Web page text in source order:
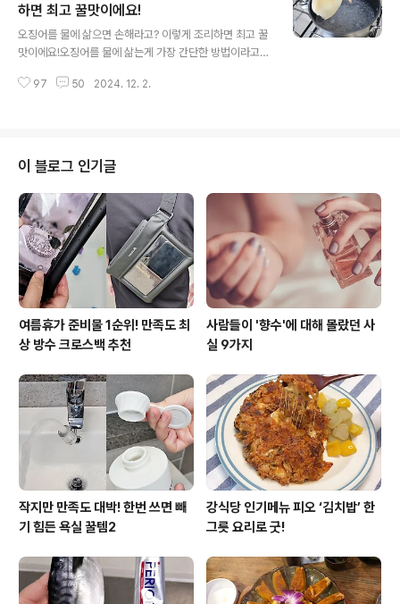
세린의 겨울철 피부 보습을 위한 꿀템인데요. 보습 효과 뿐
만 아니라 안경에 색다른 방법으로 활용이 가능해요. 안
경족들에게 케케묵은 고민이 하나 있죠. 겨울만 되면 안경
인해서 렌즈에 뿌옇게 김이 서리고 이유를 알면서도 별다
하면 최고 꿀맛이에요!
오징어를 물에 삶으면 손해라고? 이렇게 조리하면 최고 꿀
맛이에요!오징어를 물에 삶는게 가장 간단한 방법이라고
탱글탱글한 식감이 생각보다 많이 사라질 수 있어요. 오징
에 담겨 있는데요. 오징어가 가진 최상의 맛을 즐기시려면
끓는 물에 삶기 NO! 잘못된 방법은 아니지만 최상의 맛
을 즐기는 것도 불가능해요. 그렇다면 어떻게 해야할까
요? 일단 깨끗하게 씻은 오징어의 껍질을 벗겨주시고요.
코팅이 벗겨지지 않은 큼직한 냄비를 준비해주세요. 아
무것도 채우지 않은 냄비에 오징어..
97 50 2024. 12. 2.
이 블로그 인기글
여름휴가 준비물 1순위! 만족도 최
상 방수 크로스백 추천
사람들이 '향수'에 대해 몰랐던 사
실 9가지
작지만 만족도 대박! 한번 쓰면 빼
기 힘든 욕실 꿀템2
강식당 인기메뉴 피오 ‘김치밥’ 한
그릇 요리로 굿!